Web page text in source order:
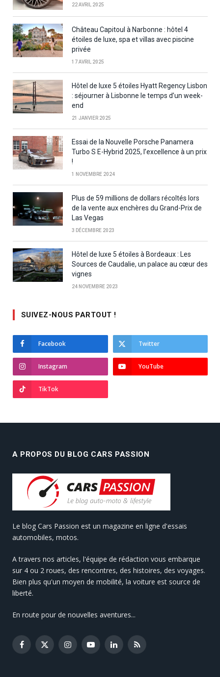
22 AVRIL 2025
Château Capitoul à Narbonne : hôtel 4
étoiles de luxe, spa et villas avec piscine
privée
17 AVRIL 2025
Hôtel de luxe 5 étoiles Hyatt Regency Lisbon
: séjourner à Lisbonne le temps d’un week-
end
21 JANVIER 2025
Essai de la Nouvelle Porsche Panamera
Turbo S E-Hybrid 2025, l’excellence à un prix
!
1 NOVEMBRE 2024
Plus de 59 millions de dollars récoltés lors
de la vente aux enchères du Grand-Prix de
Las Vegas
3 DÉCEMBRE 2023
Hôtel de luxe 5 étoiles à Bordeaux : Les
Sources de Caudalie, un palace au cœur des
vignes
24 NOVEMBRE 2023
SUIVEZ-NOUS PARTOUT !
Facebook Twitter
Instagram YouTube
TikTok
A PROPOS DU BLOG CARS PASSION
Le blog Cars Passion est un magazine en ligne d'essais
automobiles, motos.
A travers nos articles, l'équipe de rédaction vous embarque
sur 4 ou 2 roues, des rencontres, des histoires, des voyages.
Bien plus qu'un moyen de mobilité, la voiture est source de
liberté.
En route pour de nouvelles aventures...
Facebook
X
InstagramYouTubeLinkedInRSS